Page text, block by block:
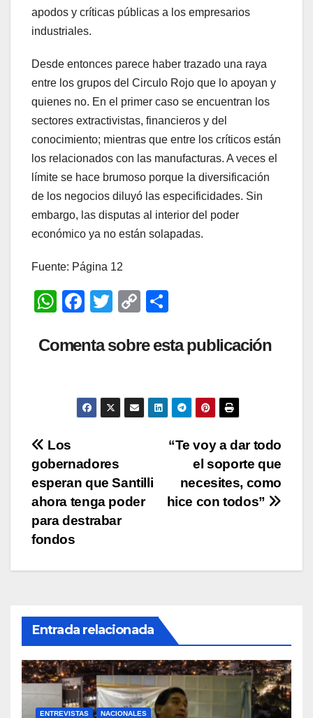
apodos y críticas públicas a los empresarios
industriales.
Desde entonces parece haber trazado una raya
entre los grupos del Circulo Rojo que lo apoyan y
quienes no. En el primer caso se encuentran los
sectores extractivistas, financieros y del
conocimiento; mientras que entre los críticos están
los relacionados con las manufacturas. A veces el
límite se hace brumoso porque la diversificación
de los negocios diluyó las especificidades. Sin
embargo, las disputas al interior del poder
económico ya no están solapadas.
Fuente: Página 12
W
at
F
c
b
o
k
T
tt
C
p
Li
n
m
ar
tir
Comenta sobre esta publicación
Navegación
de
entradas
“Te voy a dar todo
el soporte que
necesites, como
hice con todos”
Los
gobernadores
esperan que Santilli
ahora tenga poder
para destrabar
fondos
Entrada relacionada
ENTREVISTAS NACIONALES